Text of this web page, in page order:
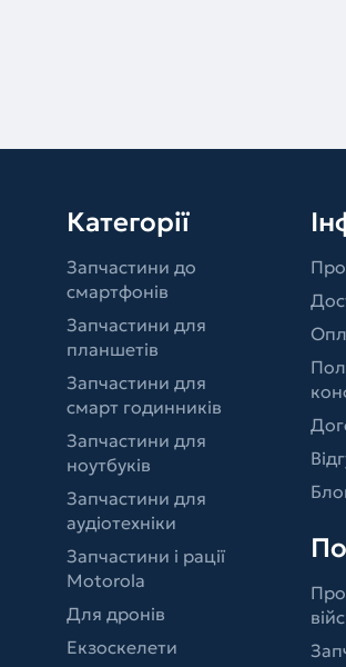
Категорії
Запчастини до
смартфонів
Запчастини для
планшетів
Запчастини для
смарт годинників
Запчастини для
ноутбуків
Запчастини для
аудіотехніки
Запчастини і рації
Motorola
Для дронів
Екзоскелети